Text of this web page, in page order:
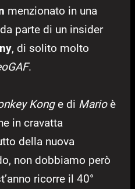
menzionato in una
parte di un insider
, di solito molto
.
Konge di Marioè
in cravatta
della nuova
non dobbiamo però
ricorre il 40°